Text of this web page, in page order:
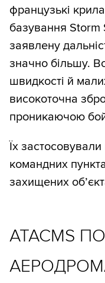
французькі
базування Storm
заявлену
значно більшу.
швидкості й
високоточна
проникаючою
Їх
командних
захищених
ATACMS